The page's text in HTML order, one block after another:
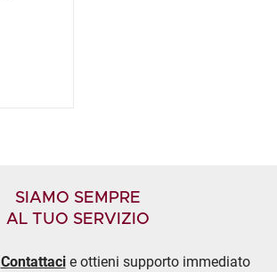
SIAMO SEMPRE
AL TUO SERVIZIO
Contattacie ottieni supporto immediato